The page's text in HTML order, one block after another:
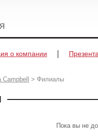
о компании
Campbell > Филиалы
Пока вы не